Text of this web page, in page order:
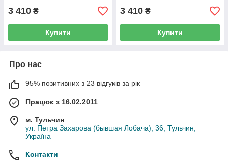
3 410 ₴
Купити
3 410 ₴
Купити
Про нас
95% позитивних з 23 відгуків за рік
Працює з 16.02.2011
м. Тульчин
ул. Петра Захарова (бывшая Лобача), 36, Тульчин,
Україна
Контакти